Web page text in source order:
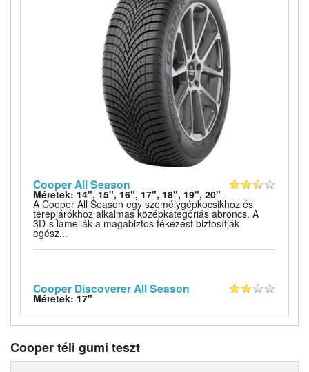
Cooper All Season
Méretek: 14", 15", 16", 17", 18", 19", 20" -
A Cooper All Season egy személygépkocsikhoz és
terepjárókhoz alkalmas középkategóriás abroncs. A
3D-s lamellák a magabiztos fékezést biztosítják
egész...
Cooper Discoverer All Season
Méretek: 17"
Cooper téli gumi teszt